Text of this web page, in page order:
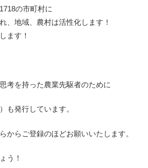
の市町村に
、地域、農村は活性化します！
ます！
考を持った農業先駆者のために
も発行しています。
からご登録のほどお願いいたします。
う！